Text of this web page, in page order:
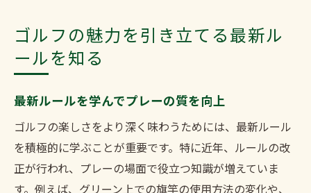
ルールを知ることで得られるゴルフの奥深
さ
最新ルールでゴルフの楽しさを倍増させる
プレーがもっと楽しくなるルールのポイン
ト
最新ルールで戦略的なゴルフを楽しむ
ゴルフの新しい楽しみ方を発見
ゴルフの魅力を引き出すルールの活用法
ゴルフの魅力を引き立てる最新ル
ールを知る
最新ルールを学んでプレーの質を向上
ゴルフの楽しさをより深く味わうためには、最新ルール
を積極的に学ぶことが重要です。特に近年、ルールの改
正が行われ、プレーの場面で役立つ知識が増えていま